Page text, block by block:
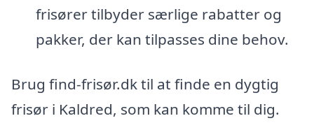
frisører tilbyder særlige rabatter og
pakker, der kan tilpasses dine behov.
Brug find-frisør.dk til at finde en dygtig
frisør i Kaldred, som kan komme til dig.